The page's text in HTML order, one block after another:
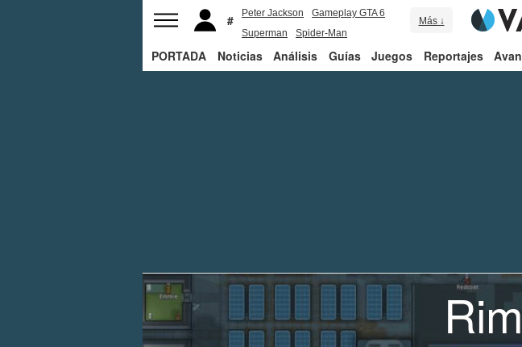
Peter Jackson
Gameplay GTA 6
Superman
Spider-Man
Más ↓
PORTADA Noticias Análisis Guías Juegos Reportajes